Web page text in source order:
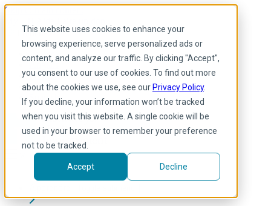
This website uses cookies to enhance your
browsing experience, serve personalized ads or
content, and analyze our traffic. By clicking "Accept",
you consent to our use of cookies. To find out more
about the cookies we use, see our Privacy Policy.
If you decline, your information won’t be tracked
when you visit this website. A single cookie will be
used in your browser to remember your preference
not to be tracked.
Accept Decline
Skip to main content
French
Arabic
Anglais
Français
Portuguese
Spanish